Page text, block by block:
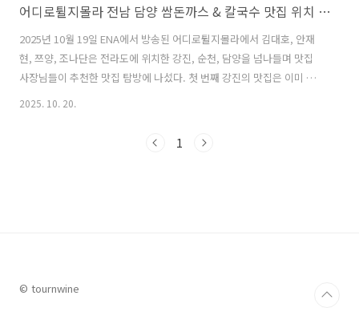
어디로튈지몰라 전남 담양 쌈돈까스 & 칼국수 맛집 위치 및 방문팁
2025년 10월 19일 ENA에서 방송된 어디로튈지몰라에서 김대호, 안재
현, 쯔양, 조나단은 전라도에 위치한 강진, 순천, 담양을 넘나들며 맛집
사장님들이 추천한 맛집 탐방에 나섰다. 첫 번째 강진의 맛집은 이미 강
진에서 유명한 한정식 맛집이었고, 두 번째 맛집은 순천 닭요리 대회에서
그리고 마지막 담양의 맛집은 명장이 운영하는 쌈 돈가스부터 빙수 칼콩
2025. 10. 20.
1
© tournwine